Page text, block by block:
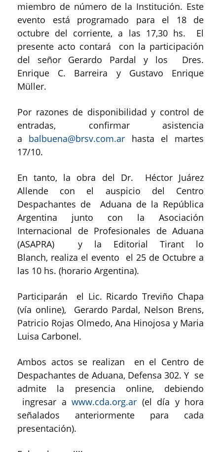
miembro de número de la Institución. Este
evento está programado para el 18 de
octubre del corriente, a las 17,30 hs. El
presente acto contará con la participación
del señor Gerardo Pardal y los Dres.
Enrique C. Barreira y Gustavo Enrique
Müller.
Por razones de disponibilidad y control de
entradas, confirmar asistencia
a balbuena@brsv.com.ar hasta el martes
17/10.
En tanto, la obra del Dr. Héctor Juárez
Allende con el auspicio del Centro
Despachantes de Aduana de la República
Argentina junto con la Asociación
Internacional de Profesionales de Aduana
(ASAPRA) y la Editorial Tirant lo
Blanch, realiza el evento el 25 de Octubre a
las 10 hs. (horario Argentina).
Participarán el Lic. Ricardo Treviño Chapa
(vía online), Gerardo Pardal, Nelson Brens,
Patricio Rojas Olmedo, Ana Hinojosa y Maria
Luisa Carbonel.
Ambos actos se realizan en el Centro de
Despachantes de Aduana, Defensa 302. Y se
admite la presencia online, debiendo
ingresar awww.cda.org.ar (el día y hora
señalados anteriormente para cada
presentación).